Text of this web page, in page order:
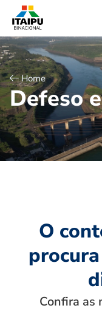
Home
Defeso e
O
Confira as